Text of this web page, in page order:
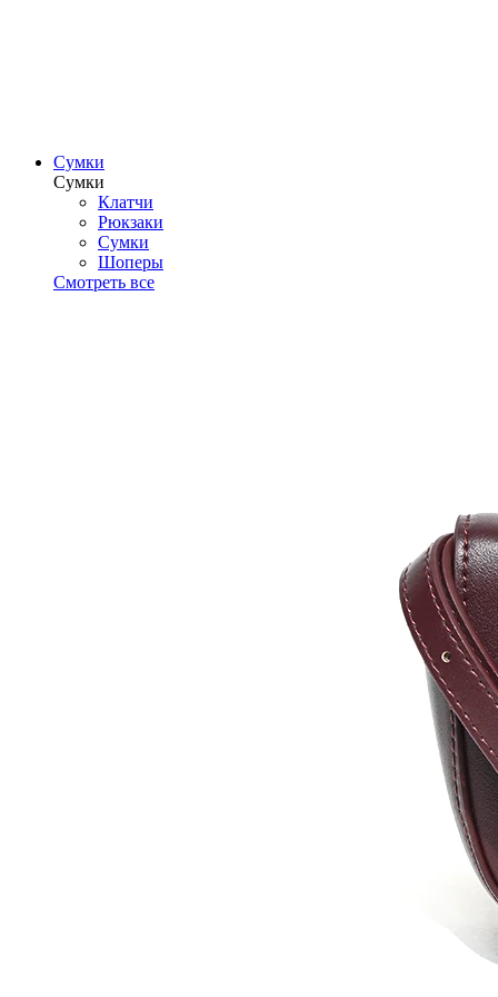
Сумки
Сумки
Клатчи
Рюкзаки
Сумки
Шоперы
Смотреть все